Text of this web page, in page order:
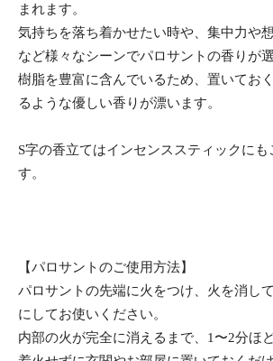
まれます。
気持ちを落ち着かせたい時や、集中力や
など様々なシーンでパロサントの香りが
樹脂を豊富に含んでいるため、置いてお
るような優しい香りが漂います。
S字の香立てはインセンススティックにも
す。
【パロサントのご使用方法】
パロサントの先端に火をつけ、火を消し
にしてお使いください。
内部の火が完全に消えるまで、1〜2分ほ